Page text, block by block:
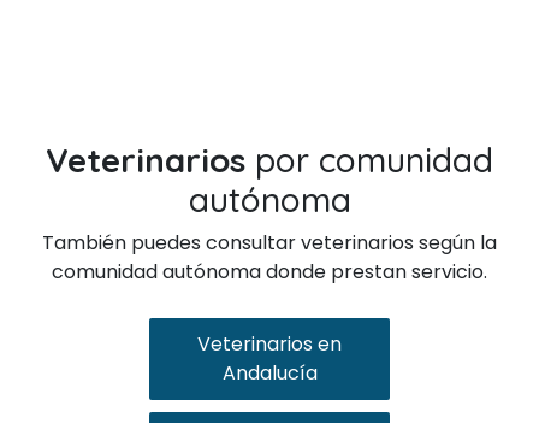
Veterinarios por comunidad
autónoma
También puedes consultar veterinarios según la
comunidad autónoma donde prestan servicio.
Veterinarios en
Andalucía